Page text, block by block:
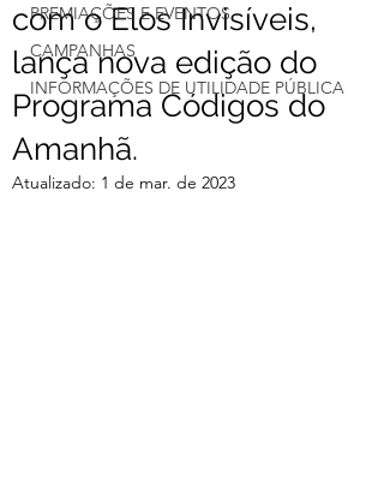
PREMIAÇÕES E EVENTOS
CAMPANHAS
INFORMAÇÕES DE UTILIDADE PÚBLICA
com o Elos Invisíveis,
lança nova edição do
Programa Códigos do
Amanhã.
Atualizado: 1 de mar. de 2023